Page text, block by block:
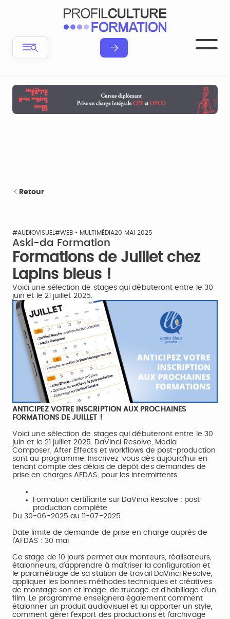
Retour
#AUDIOVISUEL #WEB • MULTIMÉDIA20 MAI 2025
Aski-da Formation
Formations de Juillet chez
Lapins bleus !
Voici une sélection de stages qui débuteront entre le 30
juin et le 21 juillet 2025.
ANTICIPEZ VOTRE INSCRIPTION AUX PROCHAINES
FORMATIONS DE JUILLET !
Voici une sélection de stages qui débuteront entre le 30
juin et le 21 juillet 2025. DaVinci Resolve, Media
Composer, After Effects et workflows de post-production
sont au programme. Inscrivez-vous dès aujourd’hui en
tenant compte des délais de dépôt des demandes de
prise en charges AFDAS, pour les intermittents.
Formation certifiante sur DaVinci Resolve : post-
production complète
Du 30-06-2025 au 11-07-2025
Date limite de demande de prise en charge auprès de
l’AFDAS : 30 mai
Ce stage de 10 jours permet aux monteurs, réalisateurs,
étalonneurs, d’apprendre à maîtriser la configuration et
le paramétrage de sa station de travail DaVinci Resolve,
appliquer les bonnes méthodes techniques et créatives
de montage son et image, de trucage et d’habillage d’un
film. Le programme enseignera également comment
étalonner un produit audiovisuel et lui apporter un style,
comment gérer l’export des productions et l’archivage